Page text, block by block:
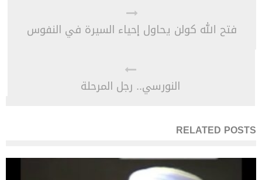
فتح الله كولن يحاول إحياء السيرة في النفوس
النورسي.. رجل المرحلة
RELATED POSTS